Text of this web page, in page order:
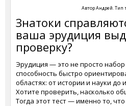
АвторАндрей. Тип
Знатоки
ваша эрудиция
проверку?
Эрудиция — это не просто
способность быстро
областях: от истории и науки до
Хотите проверить, насколько
Тогда этот тест — именно то,